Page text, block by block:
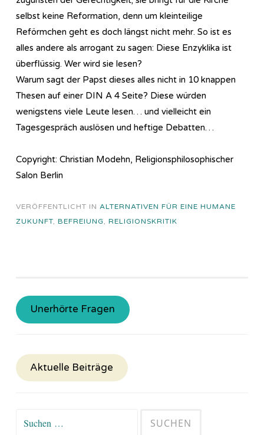
selbst keine Reformation, denn um kleinteilige
Reförmchen geht es doch längst nicht mehr. So ist es
alles andere als arrogant zu sagen: Diese Enzyklika ist
überflüssig. Wer wird sie lesen?
Warum sagt der Papst dieses alles nicht in 10 knappen
Thesen auf einer DIN A 4 Seite? Diese würden
wenigstens viele Leute lesen… und vielleicht ein
Tagesgespräch auslösen und heftige Debatten…
Copyright: Christian Modehn, Religionsphilosophischer
Salon Berlin
VERÖFFENTLICHT IN ALTERNATIVEN FÜR EINE HUMANE
ZUKUNFT, BEFREIUNG, RELIGIONSKRITIK
Unerhörte Fragen
Aktuelle Beiträge
Suchen